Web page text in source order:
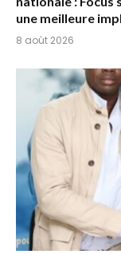
une meilleure
8 août 2026